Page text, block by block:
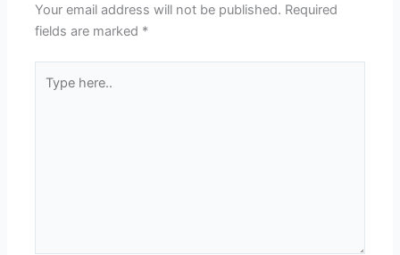
Your email address will not be published. Required
fields are marked *
here..